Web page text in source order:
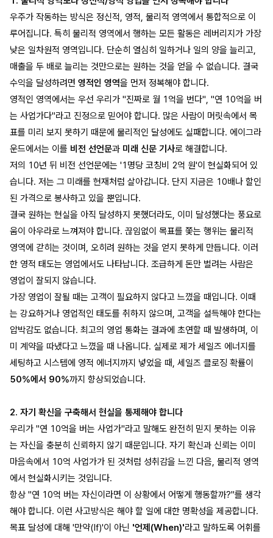
우주가 작동하는 방식은 정신적, 영적, 물리적 영역에서 통합적으로 이
루어집니다. 특히 물리적 영역에서 행하는 모든 활동은 레버리지가 가장
낮은 일차원적 영역입니다. 단순히 열심히 일하거나 일의 양을 늘리고,
매출을 두 배로 늘리는 것만으로는 원하는 것을 얻을 수 없습니다. 결국
수익을 달성하려면 영적인 영역을 먼저 정복해야 합니다.
영적인 영역에서는 우선 우리가 "진짜로 월 1억을 번다", "연 10억을 버
는 사업가다"라고 진정으로 믿어야 합니다. 많은 사람이 머릿속에서 목
표를 미리 보지 못하기 때문에 물리적인 달성에도 실패합니다. 에이그라
운드에서는 이를 비전 선언문과 미래 신문 기사로 해결합니다.
저의 10년 뒤 비전 선언문에는 '1명당 코칭비 2억 원'이 현실화되어 있
습니다. 저는 그 미래를 현재처럼 살아갑니다. 단지 지금은 10배나 할인
된 가격으로 봉사하고 있을 뿐입니다.
결국 원하는 현실을 아직 달성하지 못했더라도, 이미 달성했다는 풍요로
움이 아우라로 느껴져야 합니다. 끊임없이 목표를 쫓는 행위는 물리적
영역에 갇히는 것이며, 오히려 원하는 것을 얻지 못하게 만듭니다. 이러
한 영적 태도는 영업에서도 나타납니다. 조급하게 돈만 벌려는 사람은
영업이 잘되지 않습니다.
가장 영업이 잘될 때는 고객이 필요하지 않다고 느꼈을 때입니다. 이때
는 강요하거나 영업적인 태도를 취하지 않으며, 고객을 설득해야 한다는
압박감도 없습니다. 최고의 영업 통화는 결과에 초연할 때 발생하며, 이
미 계약을 따냈다고 느꼈을 때 나옵니다. 실제로 제가 세일즈 에너지를
세팅하고 시스템에 영적 에너지까지 넣었을 때, 세일즈 클로징 확률이
50%에서 90%까지 향상되었습니다.
2. 자기 확신을 구축해서 현실을 통제해야 합니다
우리가 "연 10억을 버는 사업가"라고 말해도 완전히 믿지 못하는 이유
는 자신을 충분히 신뢰하지 않기 때문입니다. 자기 확신과 신뢰는 이미
마음속에서 10억 사업가가 된 것처럼 성취감을 느낀 다음, 물리적 영역
에서 현실화시키는 것입니다.
항상 "연 10억 버는 자신이라면 이 상황에서 어떻게 행동할까?"를 생각
해야 합니다. 이런 사고방식은 해야 할 일에 대한 명확성을 제공합니다.
목표 달성에 대해 '만약(If)'이 아닌 '언제(When)'라고 말하도록 어휘를